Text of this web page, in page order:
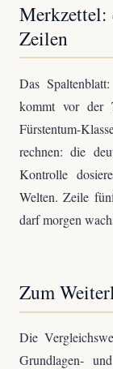
Merkzettel:
Zeilen
Das
kommt vor der
Fürstentum-
rechnen: die
Kontrolle
Welten. Zeile
darf morgen
Zum
Die
Grundlagen-